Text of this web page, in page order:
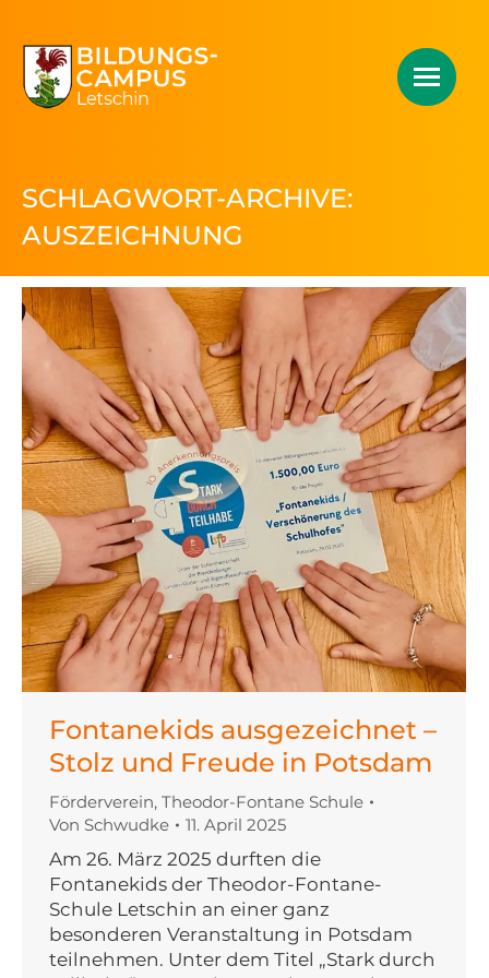
SCHLAGWORT-ARCHIVE:
AUSZEICHNUNG
Fontanekids ausgezeichnet –
Stolz und Freude in Potsdam
Förderverein, Theodor-Fontane Schule
Von Schwudke 11. April 2025
Am 26. März 2025 durften die
Fontanekids der Theodor-Fontane-
Schule Letschin an einer ganz
besonderen Veranstaltung in Potsdam
teilnehmen. Unter dem Titel „Stark durch